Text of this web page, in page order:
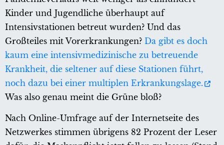
Kinder und Jugendliche überhaupt auf
Intensivstationen betreut wurden? Und das
Großteiles mit Vorerkrankungen? Da gibt es doch
kaum eine intensivmedizinische zu betreuende
Krankheit, die seltener auf diese Stationen führt,
noch dazu bei einer multiplen Erkrankungslage.
Was also genau meint die Grüne bloß?
Nach Online-Umfrage auf der Internetseite des
Netzwerkes stimmen übrigens 82 Prozent der Leser